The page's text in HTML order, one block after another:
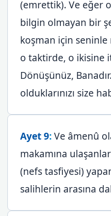
(emrettik). Ve eğer
bilgin olmayan bir
koşman için
o taktirde, o ikisine
Dönüşünüz,
olduklarınızı size
Ayet 9:Ve âmenû
makamına
(nefs tasfiyesi)
salihlerin arasına